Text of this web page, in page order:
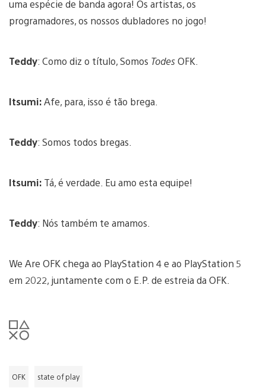
uma espécie de banda agora! Os artistas, os
programadores, os nossos dubladores no jogo!
Teddy: Como diz o título, Somos TodesOFK.
Itsumi:Afe, para, isso é tão brega.
Teddy: Somos todos bregas.
Itsumi: Tá, é verdade. Eu amo esta equipe!
Teddy: Nós também te amamos.
We Are OFK chega ao PlayStation 4 e ao PlayStation 5
em 2022, juntamente com o E.P. de estreia da OFK.
OFK state of play